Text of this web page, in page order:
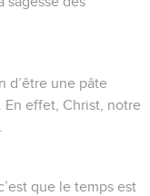
d’être une pâte
En effet, Christ, notre
que le temps est